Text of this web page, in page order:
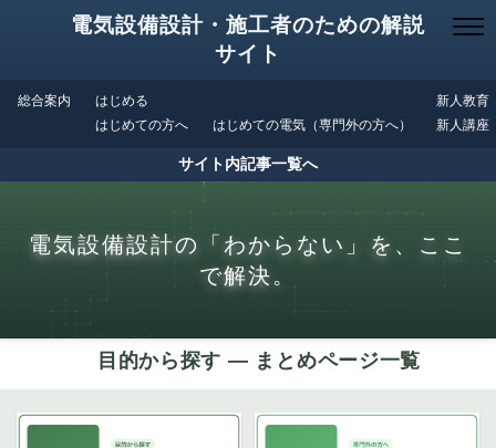
電気設備設計・施工者のための解説
サイト
総合案内
はじめる
はじめての方へ
はじめての電気（専門外の方へ）
新人教育
新人講座
サイト内記事一覧へ
電気設備設計の「わからない」を、ここ
で解決。